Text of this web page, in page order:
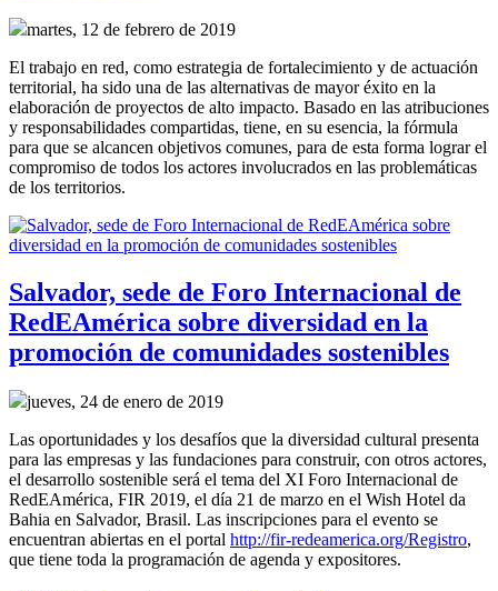
martes, 12 de febrero de 2019
El trabajo en red, como estrategia de fortalecimiento y de actuación
territorial, ha sido una de las alternativas de mayor éxito en la
elaboración de proyectos de alto impacto. Basado en las atribuciones
y responsabilidades compartidas, tiene, en su esencia, la fórmula
para que se alcancen objetivos comunes, para de esta forma lograr el
compromiso de todos los actores involucrados en las problemáticas
de los territorios.
Salvador, sede de Foro Internacional de
RedEAmérica sobre diversidad en la
promoción de comunidades sostenibles
jueves, 24 de enero de 2019
Las oportunidades y los desafíos que la diversidad cultural presenta
para las empresas y las fundaciones para construir, con otros actores,
el desarrollo sostenible será el tema del XI Foro Internacional de
RedEAmérica, FIR 2019, el día 21 de marzo en el Wish Hotel da
Bahia en Salvador, Brasil. Las inscripciones para el evento se
encuentran abiertas en el portal http://fir-redeamerica.org/Registro,
que tiene toda la programación de agenda y expositores.